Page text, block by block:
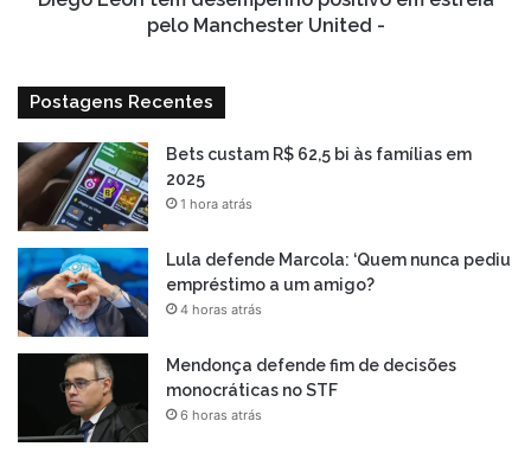
pelo Manchester United -
Postagens Recentes
Bets custam R$ 62,5 bi às famílias em
2025
1 hora atrás
Lula defende Marcola: ‘Quem nunca pediu
empréstimo a um amigo?
4 horas atrás
Mendonça defende fim de decisões
monocráticas no STF
6 horas atrás